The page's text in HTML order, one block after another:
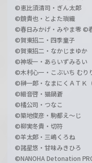
©恵比須清司・ぎん太郎
©鏡貴也・とよた瑣織
©春日みかげ・みやま零 ©
©賀東招二・四季童子
©賀東招二・なかじまゆか
©神坂一・あらいずみるい
©木村心一・こぶいち むり
©榊一郎・なまにくＡＴＫ
©細音啓・猫鍋蒼
©橘公司・つなこ
©築地俊彦・駒都え～じ
©柳実冬貴・切符
©羊太郎・三嶋くろね
©諸星悠・甘味みきひろ
©NANOHA Detonation